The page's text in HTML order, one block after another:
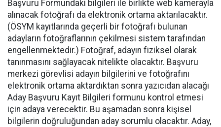
Başvuru Formundaki bilgileri ile birlikte web kamerayla
alınacak fotoğrafı da elektronik ortama aktarılacaktır.
(ÖSYM kayıtlarında geçerli bir fotoğrafı bulunan
adayların fotoğraflarının çekilmesi sistem tarafından
engellenmektedir.) Fotoğraf, adayın fiziksel olarak
tanınmasını sağlayacak nitelikte olacaktır. Başvuru
merkezi görevlisi adayın bilgilerini ve fotoğrafını
elektronik ortama aktardıktan sonra yazıcıdan alacağı
Aday Başvuru Kayıt Bilgileri formunu kontrol etmesi
için adaya verecektir. Bu aşamadan sonra kişisel
bilgilerin doğruluğundan aday sorumlu olacaktır. Aday,